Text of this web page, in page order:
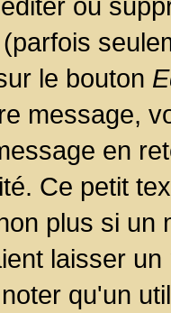
le bouton
message,
en
Ce petit
plus si un
laisser
qu'un